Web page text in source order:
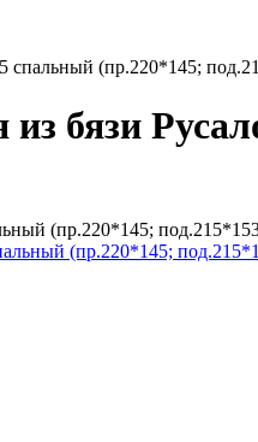
спальный (пр.220*145;
из бязи
(пр.220*145;